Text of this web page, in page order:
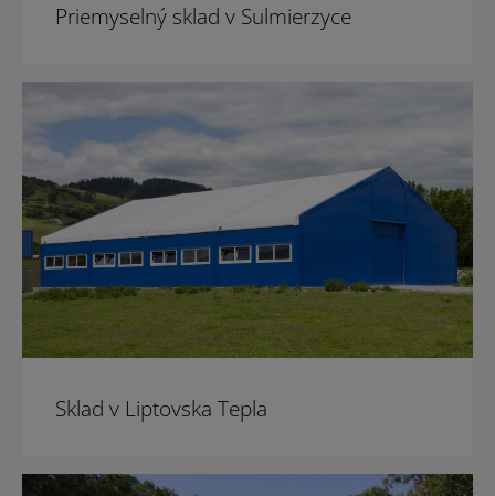
Priemyselný sklad v Sulmierzyce
Sklad v Liptovska Tepla